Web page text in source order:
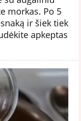
morkas. Po 5
ir šiek tiek
apkeptas